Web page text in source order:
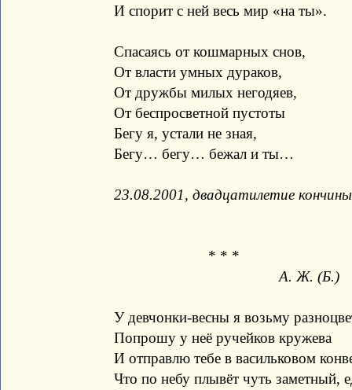
И спорит с ней весь мир «на ты».
Спасаясь от кошмарных снов,
От власти умных дураков,
От дружбы милых негодяев,
От беспросветной пустоты
Бегу я, устали не зная,
Бегу… бегу… бежал и ты…
23.08.2001, двадцатилетие
* * *
А. Ж. (Б.)
У девчонки-весны я возьму
Попрошу у неё ручейков кружева
И отправлю тебе в васильковом
Что по небу плывёт чуть заметный,